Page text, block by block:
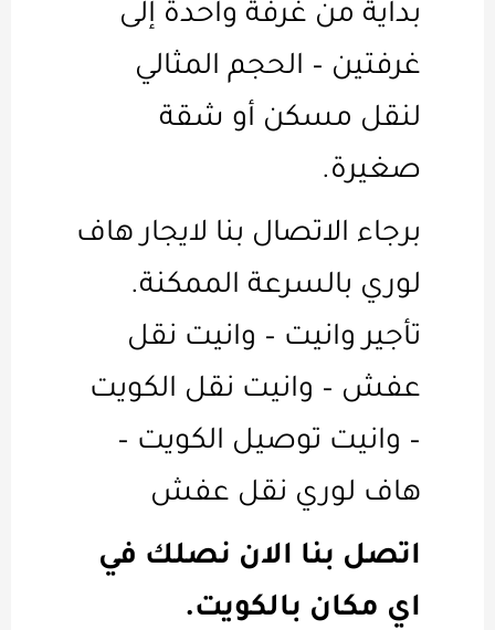
بداية من غرفة واحدة إلى
غرفتين – الحجم المثالي
لنقل مسكن أو شقة
صغيرة.
برجاء الاتصال بنا لايجار هاف
لوري بالسرعة الممكنة.
تأجير وانيت – وانيت نقل
عفش – وانيت نقل الكويت
– وانيت توصيل الكويت –
هاف لوري نقل عفش
اتصل بنا الان نصلك في
اي مكان بالكويت.